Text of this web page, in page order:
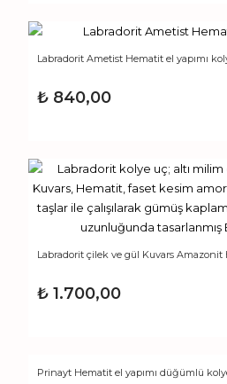
Labradorit Ametist Hematit el yapımı
₺ 840,00
Labradorit çilek ve gül Kuvars Amazonit
₺ 1.700,00
Prinayt Hematit el yapımı düğümlü